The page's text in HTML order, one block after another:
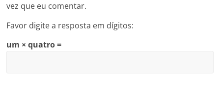
vez que eu comentar.
Favor digite a resposta em dígitos:
um × quatro =